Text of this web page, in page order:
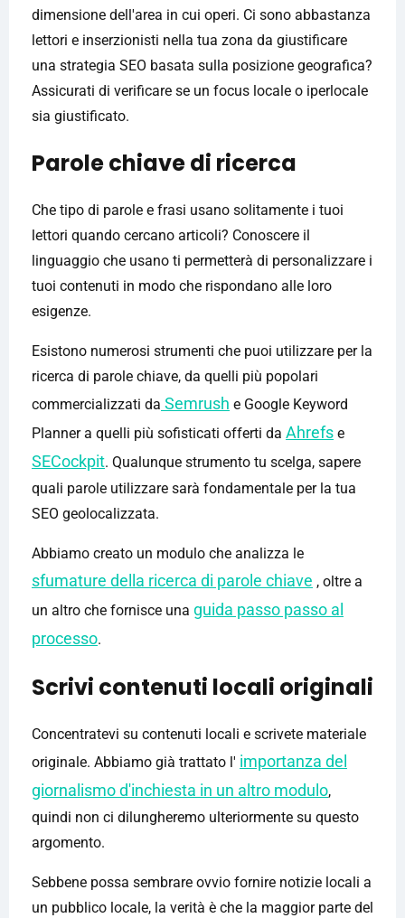
dimensione dell'area in cui operi. Ci sono abbastanza
lettori e inserzionisti nella tua zona da giustificare
una strategia SEO basata sulla posizione geografica?
Assicurati di verificare se un focus locale o iperlocale
sia giustificato.
Parole chiave di ricerca
Che tipo di parole e frasi usano solitamente i tuoi
lettori quando cercano articoli? Conoscere il
linguaggio che usano ti permetterà di personalizzare i
tuoi contenuti in modo che rispondano alle loro
esigenze.
Esistono numerosi strumenti che puoi utilizzare per la
ricerca di parole chiave, da quelli più popolari
commercializzati da Semrush e Google Keyword
Planner a quelli più sofisticati offerti da Ahrefs e
SECockpit. Qualunque strumento tu scelga, sapere
quali parole utilizzare sarà fondamentale per la tua
SEO geolocalizzata.
Abbiamo creato un modulo che analizza le
sfumature della ricerca di parole chiave , oltre a
un altro che fornisce una guida passo passo al
processo.
Scrivi contenuti locali originali
Concentratevi su contenuti locali e scrivete materiale
originale. Abbiamo già trattato l' importanza del
giornalismo d'inchiesta in un altro modulo,
quindi non ci dilungheremo ulteriormente su questo
argomento.
Sebbene possa sembrare ovvio fornire notizie locali a
un pubblico locale, la verità è che la maggior parte del